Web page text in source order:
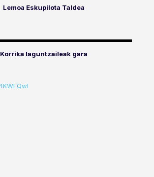
Lemoa Eskupilota Taldea
Korrika laguntzaileak gara